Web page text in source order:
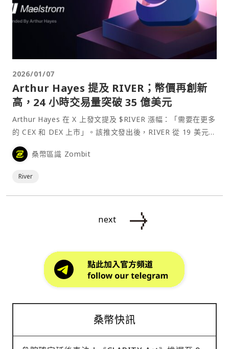
2026/01/07
Arthur Hayes 提及 RIVER；幣價再創新
高，24 小時交易量突破 35 億美元
Arthur Hayes 在 X 上發文提及 $RIVER 漲幅：「需要在更多
的 CEX 和 DEX 上市」。該推文發出後，RIVER 從 19 美元短
暫上漲至近 26 美元，漲幅達 36%。之後 Arthur Hayes 再次
呼籲 Binance、Bybit 等 CE⋯
桑幣區識 Zombit
River
next
桑幣快訊